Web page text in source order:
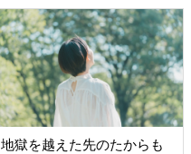
地獄を越えた先のたからも